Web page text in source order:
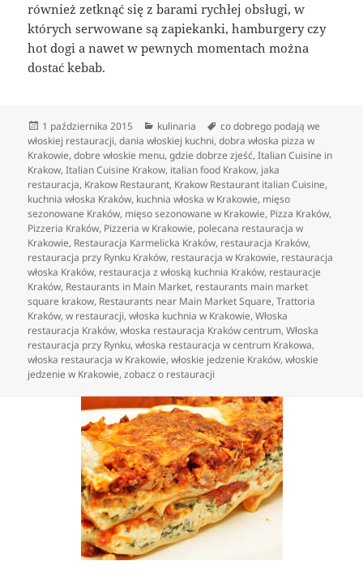
również zetknąć się z barami rychłej obsługi, w
których serwowane są zapiekanki, hamburgery czy
hot dogi a nawet w pewnych momentach można
dostać kebab.
Data
publikacji
1 października 2015 Kategorie
kulinaria Tagi
co dobrego podają we
włoskiej restauracji,dania włoskiej kuchni,dobra włoska pizza w
Krakowie,dobre włoskie menu,gdzie dobrze zjeść,Italian Cuisine in
Krakow,Italian Cuisine Krakow, italian food Krakow, jaka
restauracja, Krakow Restaurant, Krakow Restaurant italian Cuisine,
kuchnia włoska Kraków, kuchnia włoska w Krakowie, mięso
sezonowane Kraków, mięso sezonowane w Krakowie, Pizza Kraków,
Pizzeria Kraków, Pizzeria w Krakowie, polecana restauracja w
Krakowie, Restauracja Karmelicka Kraków, restauracja Kraków,
restauracja przy Rynku Kraków, restauracja w Krakowie, restauracja
włoska Kraków, restauracja z włoską kuchnia Kraków, restauracje
Kraków, Restaurants in Main Market, restaurants main market
square krakow, Restaurants near Main Market Square,Trattoria
Kraków,w restauracji,włoska kuchnia w Krakowie,Włoska
restauracja Kraków,włoska restauracja Kraków centrum,Włoska
restauracja przy Rynku,włoska restauracja w centrum Krakowa,
włoska restauracja w Krakowie,włoskie jedzenie Kraków,włoskie
jedzenie w Krakowie,zobacz o restauracji